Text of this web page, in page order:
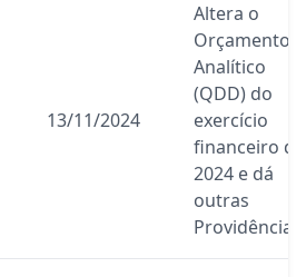
13/11/2024
Altera o
Orçamento
Analítico
(QDD) do
exercício
financeiro de
2024 e dá
outras
Providências.